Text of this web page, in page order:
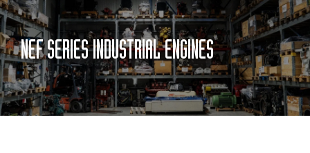
NEF SERIES INDUSTRIAL ENGINES